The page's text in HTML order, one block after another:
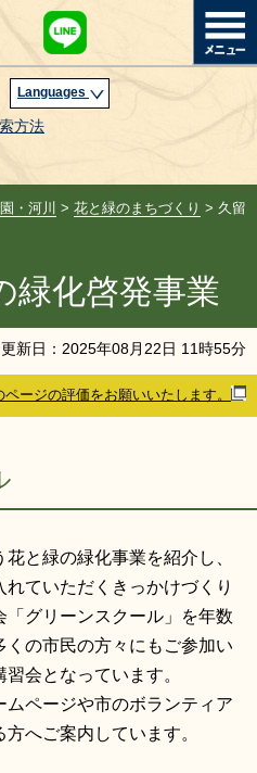
Languages
方法
利用ガイド
プライバシーポリシー
じる
・河川 > 花と緑のまちづくり > 久留
緑化啓発事業
更新日： 2025年08月 22日 11時55分
ページの評価をお願いいたします。
と緑の緑化事業を紹介し、
ていただくきっかけづくり
グリーンスクール」を年数
の市民の方々にもご参加い
会となっています。
ページや市のボランティア
へご案内しています。